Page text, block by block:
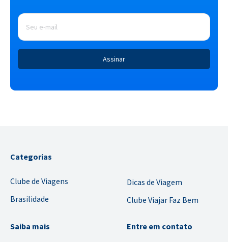
E-
mail *
Categorias
Clube de Viagens
Brasilidade
Dicas de Viagem
Clube Viajar Faz Bem
Saiba mais Entre em contato